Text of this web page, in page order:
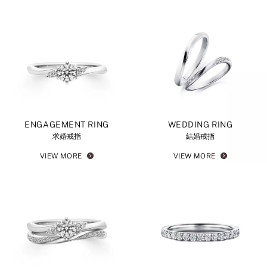
ENGAGEMENT RING
求婚戒指
VIEW MORE
WEDDING RING
結婚戒指
VIEW MORE